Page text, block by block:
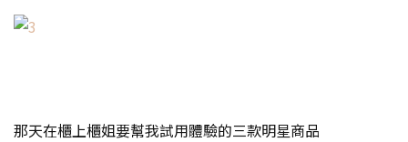
那天在櫃上櫃姐要幫我試用體驗的三款明星商品